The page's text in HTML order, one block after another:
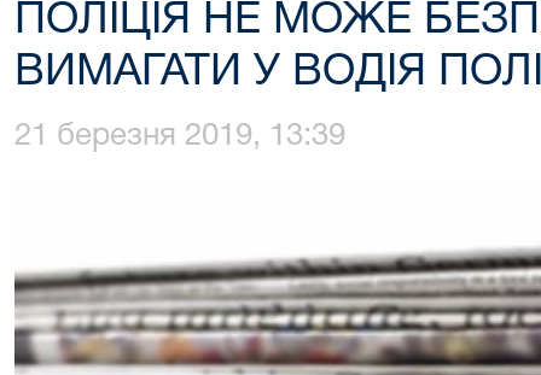
ПОЛІЦІЯ НЕ МОЖЕ
ВИМАГАТИ У ВОДІЯ
21 березня 2019, 13:39